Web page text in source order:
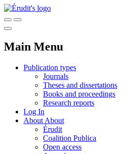
Main Menu
Publication types
Journals
Theses and dissertations
Books and proceedings
Research reports
Log In
About About
Érudit
Coalition Publica
Open access